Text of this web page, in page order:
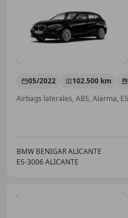
05/2022 102.500 km
BMW BENIGAR ALICANTE
ES-3006 ALICANTE